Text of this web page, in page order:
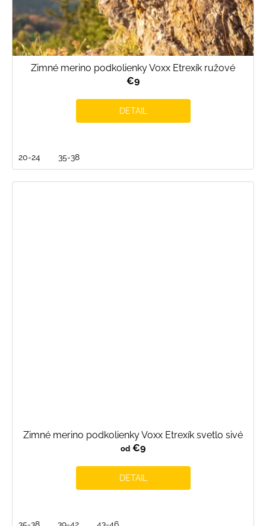
Zimné merino podkolienky Voxx Etrexík ružové
€9
DETAIL
20-24 35-38
Zimné merino podkolienky Voxx Etrexík svetlo sivé
od €9
DETAIL